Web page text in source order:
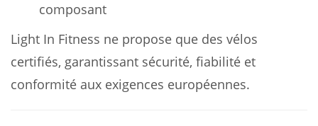
composant
Light In Fitness ne propose que des vélos
certifiés, garantissant sécurité, fiabilité et
conformité aux exigences européennes.